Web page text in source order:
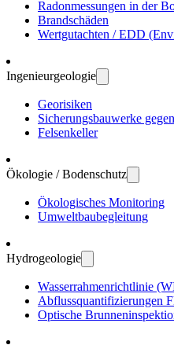
Radon­messungen in der
Brand­schäden
Wert­gutachten / EDD
Ingenieur­geologie
Geo­risiken
Sicherungs­bau­werke
Felsen­keller
Ökologie / Bodenschutz
Öko­logisches Moni­toring
Umwelt­bau­be­gleitung
Hydro­geologie
Wasser­rahmen­richtlinie
Abfluss­quanti­fizierungen
Optische